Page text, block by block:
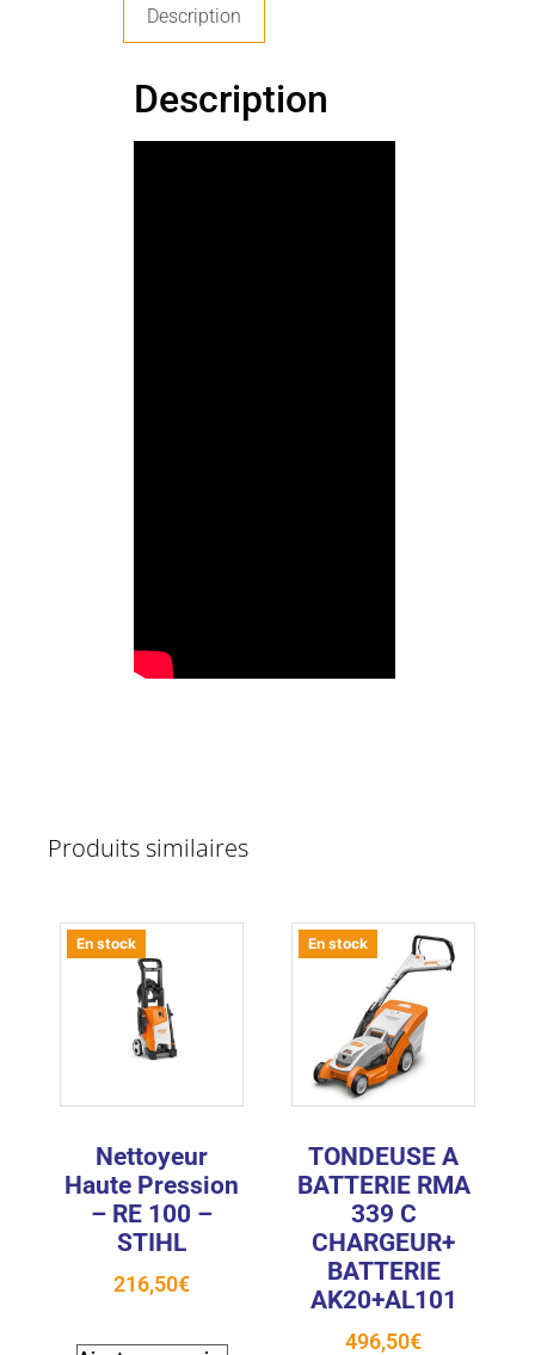
Description
Description
Produits similaires
En stock
Nettoyeur
Haute Pression
– RE 100 –
STIHL
216,50€
En stock
TONDEUSE A
BATTERIE RMA
339 C
CHARGEUR+
BATTERIE
AK20+AL101
496,50€